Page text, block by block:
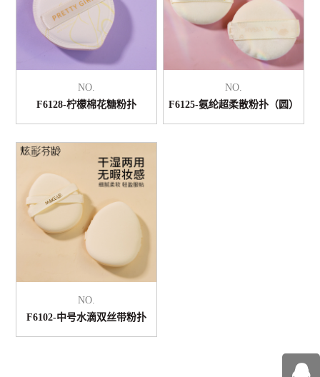
NO.
F6128-柠檬棉花糖粉扑
NO.
F6125-氨纶超柔散粉扑（圆）
NO.
F6102-中号水滴双丝带粉扑